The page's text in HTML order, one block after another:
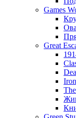
Games
Great